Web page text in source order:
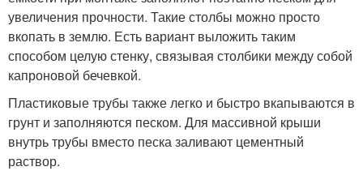
увеличения прочности. Такие столбы можно просто
вкопать в землю. Есть вариант выложить таким
способом целую стенку, связывая столбики между собой
капроновой бечевкой.
Пластиковые трубы также легко и быстро вкапываются в
грунт и заполняются песком. Для массивной крыши
внутрь трубы вместо песка заливают цементный
раствор.